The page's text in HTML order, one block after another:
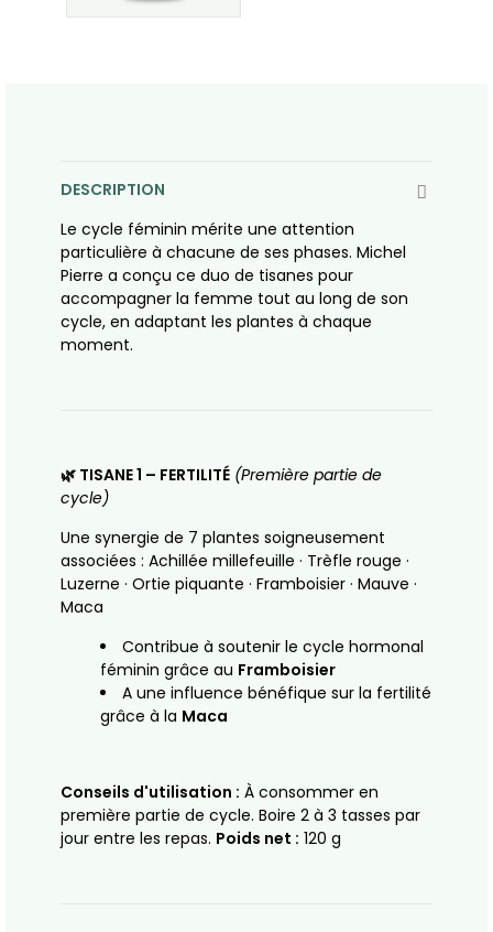
DESCRIPTION
Le cycle féminin mérite une attention
particulière à chacune de ses phases. Michel
Pierre a conçu ce duo de tisanes pour
accompagner la femme tout au long de son
cycle, en adaptant les plantes à chaque
moment.
🌿 TISANE 1 – FERTILITÉ (Première partie de
cycle)
Une synergie de 7 plantes soigneusement
associées : Achillée millefeuille · Trèfle rouge ·
Luzerne · Ortie piquante · Framboisier · Mauve ·
Maca
Contribue à soutenir le cycle hormonal
féminin grâce au Framboisier
A une influence bénéfique sur la fertilité
grâce à la Maca
Conseils d'utilisation : À consommer en
première partie de cycle. Boire 2 à 3 tasses par
jour entre les repas. Poids net : 120 g